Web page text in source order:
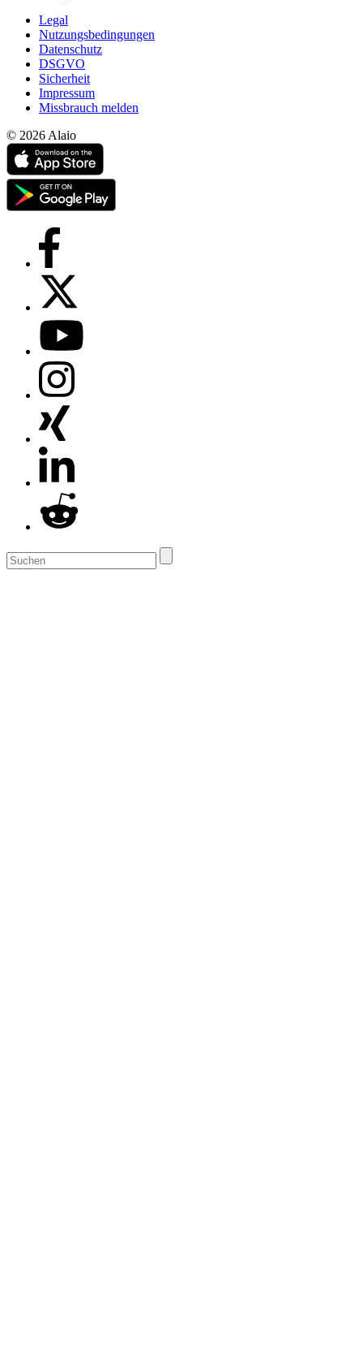
Legal
Nutzungsbedingungen
Datenschutz
DSGVO
Sicherheit
Impressum
Missbrauch melden
© 2026 Alaio